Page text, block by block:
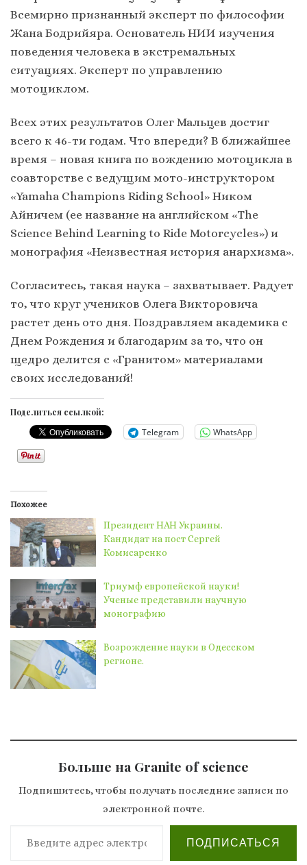
Всемирно признанный эксперт по философии
Жана Бодрийяра. Основатель НИИ изучения
поведения человека в экстремальных
ситуациях. Эксперт по управлению
мотоциклом.
Всех этих результатов Олег Мальцев достиг
всего к 46-ти годам. Что впереди? В ближайшее
время – новая книга по вождению мотоцикла в
соавторстве с ведущим мото-инструктором
«Yamaha Champions Riding School» Ником
Айничем (ее название на английском «The
Science Behind Learning to Ride Motorcycles») и
монография «Неизвестная история анархизма».
Согласитесь, такая наука – захватывает. Радует
то, что круг учеников Олега Викторовича
растет день ото дня. Поздравляем академика с
Днем Рождения и благодарим за то, что он
щедро делится с «Гранитом» материалами
своих исследований!
Поделиться ссылкой:
Telegram WhatsApp
Похожее
Президент НАН Украины.
Кандидат на пост Сергей
Комисаренко
Триумф европейской науки!
Ученые представили научную
монографию
Возрождение науки в Одесском
регионе.
Больше на Granite of science
Подпишитесь, чтобы получать последние записи по
электронной почте.
Введите адрес электронной почты…
ПОДПИСАТЬСЯ